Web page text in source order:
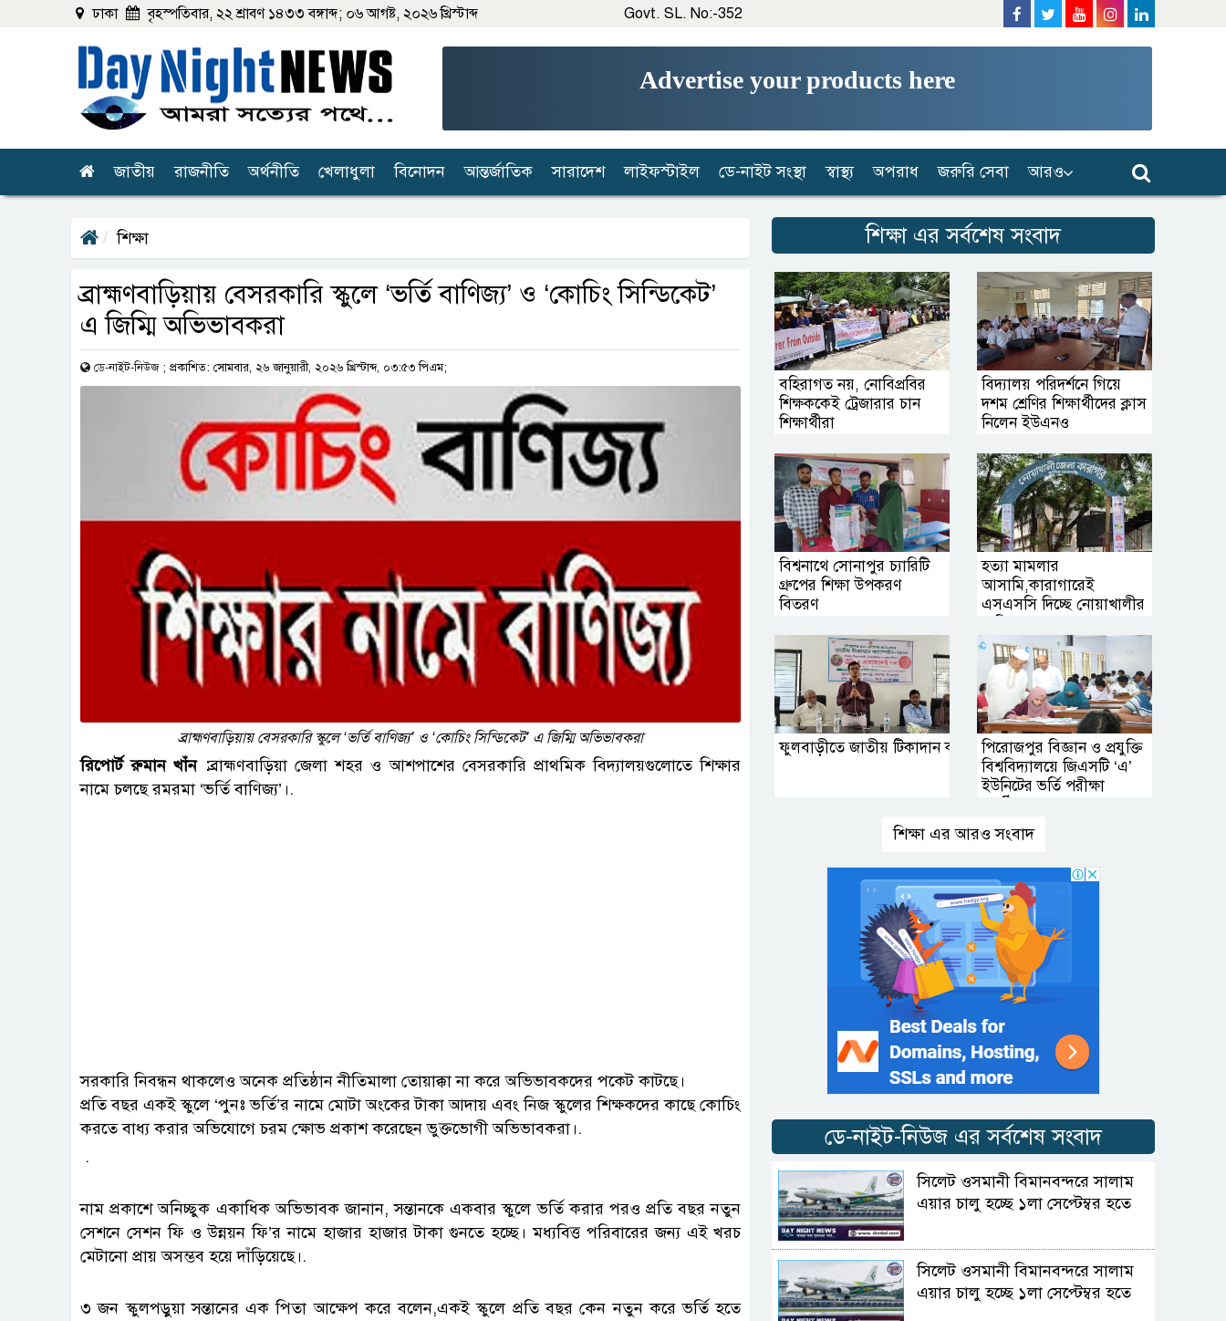
ঢাকা বৃহস্পতিবার, ২২ শ্রাবণ ১৪৩৩ বঙ্গাব্দ; ০৬ আগষ্ট, ২০২৬ খ্রিস্টাব্দ Govt. SL. No:-352
Advertise your products here
জাতীয় রাজনীতি অর্থনীতি খেলাধুলা বিনোদন আন্তর্জাতিক সারাদেশ লাইফস্টাইল ডে-নাইট সংস্থা স্বাস্থ্য অপরাধ জরুরি সেবা আরও
শিক্ষা
ব্রাহ্মণবাড়িয়ায় বেসরকারি স্কুলে ‘ভর্তি বাণিজ্য’ ও ‘কোচিং সিন্ডিকেট’
এ জিম্মি অভিভাবকরা
ডে-নাইট-নিউজ ; প্রকাশিত: সোমবার, ২৬ জানুয়ারী, ২০২৬ খ্রিস্টাব্দ, ০৩:৫৩ পিএম;
ব্রাহ্মণবাড়িয়ায় বেসরকারি স্কুলে ‘ভর্তি বাণিজ্য’ ও ‘কোচিং সিন্ডিকেট’ এ জিম্মি অভিভাবকরা
রিপোর্ট রুমান খাঁন :ব্রাহ্মণবাড়িয়া জেলা শহর ও আশপাশের বেসরকারি প্রাথমিক বিদ্যালয়গুলোতে শিক্ষার
নামে চলছে রমরমা ‘ভর্তি বাণিজ্য’।.
সরকারি নিবন্ধন থাকলেও অনেক প্রতিষ্ঠান নীতিমালা তোয়াক্কা না করে অভিভাবকদের পকেট কাটছে।
প্রতি বছর একই স্কুলে ‘পুনঃ ভর্তি’র নামে মোটা অংকের টাকা আদায় এবং নিজ স্কুলের শিক্ষকদের কাছে কোচিং
করতে বাধ্য করার অভিযোগে চরম ক্ষোভ প্রকাশ করেছেন ভুক্তভোগী অভিভাবকরা।.
.
নাম প্রকাশে অনিচ্ছুক একাধিক অভিভাবক জানান, সন্তানকে একবার স্কুলে ভর্তি করার পরও প্রতি বছর নতুন
সেশনে সেশন ফি ও উন্নয়ন ফি’র নামে হাজার হাজার টাকা গুনতে হচ্ছে। মধ্যবিত্ত পরিবারের জন্য এই খরচ
মেটানো প্রায় অসম্ভব হয়ে দাঁড়িয়েছে।.
৩ জন স্কুলপড়ুয়া সন্তানের এক পিতা আক্ষেপ করে বলেন,একই স্কুলে প্রতি বছর কেন নতুন করে ভর্তি হতে
শিক্ষা এর সর্বশেষ সংবাদ
বহিরাগত নয়, নোবিপ্রবির
শিক্ষককেই ট্রেজারার চান
শিক্ষার্থীরা
বিদ্যালয় পরিদর্শনে গিয়ে
দশম শ্রেণির শিক্ষার্থীদের ক্লাস
নিলেন ইউএনও
বিশ্বনাথে সোনাপুর চ্যারিটি
গ্রুপের শিক্ষা উপকরণ
বিতরণ
হত্যা মামলার
আসামি,কারাগারেই
এসএসসি দিচ্ছে নোয়াখালীর
ফুলবাড়ীতে জাতীয় টিকাদান ক্যাম্পেইন উপলক্ষে প্রশিক্ষণ সভা অনুষ্ঠিত
পিরোজপুর বিজ্ঞান ও প্রযুক্তি
বিশ্ববিদ্যালয়ে জিএসটি ‘এ’
ইউনিটের ভর্তি পরীক্ষা
শিক্ষা এর আরও সংবাদ
ডে-নাইট-নিউজ এর সর্বশেষ সংবাদ
সিলেট ওসমানী বিমানবন্দরে সালাম
এয়ার চালু হচ্ছে ১লা সেপ্টেম্বর হতে
সিলেট ওসমানী বিমানবন্দরে সালাম
এয়ার চালু হচ্ছে ১লা সেপ্টেম্বর হতে